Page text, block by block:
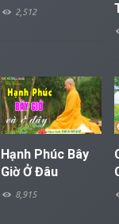
2,512
Hạnh Phúc Bây
Giờ Ở Đâu
8,915